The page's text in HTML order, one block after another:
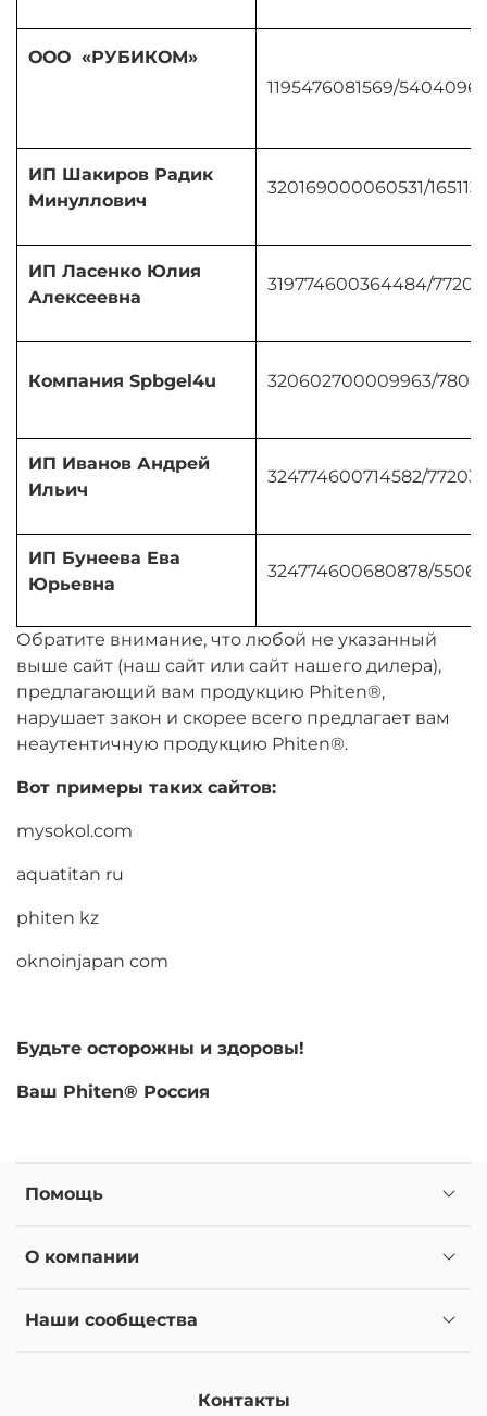
ООО «РУБИКОМ»
1195476081569/
ИП Шакиров Радик
Минуллович
320169000060531/
ИП Ласенко Юлия
Алексеевна
319774600364484/
Компания Spbgel4u 320602700009963/
ИП Иванов Андрей
Ильич
324774600714582/
ИП Бунеева Ева
Юрьевна
324774600680878/
Обратите внимание, что любой не указанный
выше сайт (наш сайт или сайт нашего дилера),
предлагающий вам продукцию Phiten®,
нарушает закон и скорее всего предлагает вам
неаутентичную продукцию Phiten®.
Вот примеры таких сайтов:
mysokol.com
aquatitan ru
phiten kz
oknoinjapan com
Будьте осторожны и здоровы!
Ваш Phiten® Россия
Помощь
О компании
Наши сообщества
Контакты